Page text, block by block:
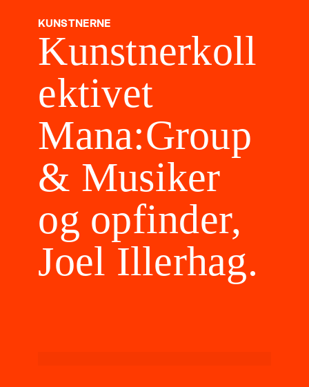
KUNSTNERNE
Kunstnerkoll
ektivet
Mana:Group
& Musiker
og opfinder,
Joel Illerhag.